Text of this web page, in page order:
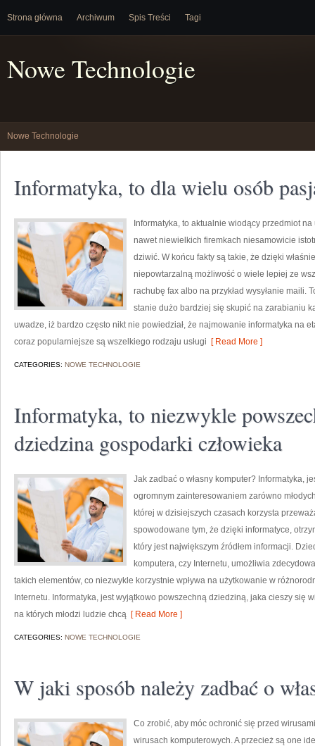
Strona główna Archiwum Spis Treści Tagi
Nowe Technologie
Nowe Technologie
Informatyka, to dla wielu osób
Informatyka, to aktualnie wiodący przedmiot
nawet niewielkich firemkach niesamowicie
dziwić. W końcu fakty są takie, że dzięki
niepowtarzalną możliwość o wiele lepiej ze
rachubę fax albo na przykład wysyłanie maili.
stanie dużo bardziej się skupić na zarabianiu
uwadze, iż bardzo często nikt nie powiedział, że najmowanie informatyka na
coraz popularniejsze są wszelkiego rodzaju usługi [ Read More ]
CATEGORIES: NOWE TECHNOLOGIE
Informatyka, to niezwykle
dziedzina gospodarki człowieka
Jak zadbać o własny komputer? Informatyka,
ogromnym zainteresowaniem zarówno
której w dzisiejszych czasach korzysta
spowodowane tym, że dzięki informatyce,
który jest największym źródłem informacji.
komputera, czy Internetu, umożliwia
takich elementów, co niezwykle korzystnie wpływa na użytkowanie w
Internetu. Informatyka, jest wyjątkowo powszechną dziedziną, jaka cieszy się
na których młodzi ludzie chcą [ Read More ]
CATEGORIES: NOWE TECHNOLOGIE
W jaki sposób należy zadbać o
Co zrobić, aby móc ochronić się przed
wirusach komputerowych. A przecież są one